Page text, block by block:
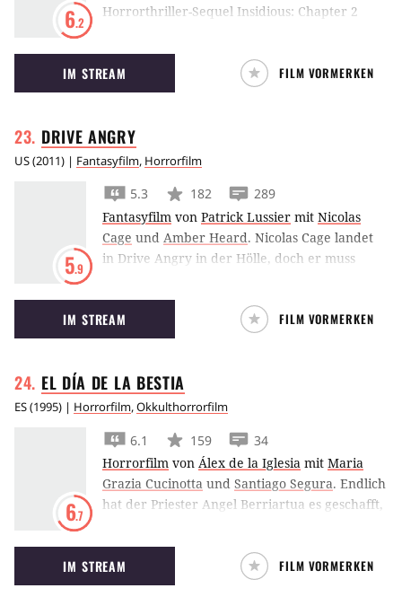
6.2
Horrorthriller-Sequel Insidious: Chapter 2
heimgesucht.
IM STREAM FILM VORMERKEN
DRIVEANGRY
US(2011) | Fantasyfilm, Horrorfilm
5.9
5.3 182
289
Fantasyfilm von Patrick Lussier mit Nicolas
Cage und Amber Heard. Nicolas Cage landet
in Drive Angry in der Hölle, doch er muss
Rache für den Mord an seiner Tochter.
IM STREAM FILM VORMERKEN
EL DÍA DE LA BESTIA
ES(1995) | Horrorfilm,Okkulthorrorfilm
6.7
6.1 159
34
Horrorfilm von Álex de la Iglesia mit Maria
Grazia Cucinotta und Santiago Segura. Endlich
hat der Priester Angel Berriartua es geschafft,
entschlüsseln, jetzt hat er eine Nacht lang Zeit,
sich dem Jüngsten Gericht zu stellen.
Allerdings hat er keine Idee, wie er dabei
IM STREAM FILM VORMERKEN